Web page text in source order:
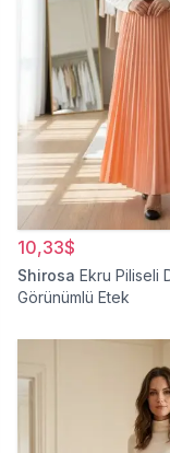
10,33$
Shirosa Ekru Piliseli
Görünümlü Etek